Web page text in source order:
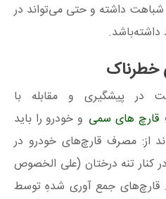
شباهت داشته و حتی می‌تواند در
خطرناک
در پیشگیری و مقابله با
قارچ های سمی و خودرو را باید
از: مصرف قارچ‌های خودرو در
کنار تنه درختان (علی‌ الخصوص
جمع‌ آوری‌ شدهِ توسط